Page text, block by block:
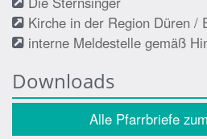
Kirche in der Region Düren /
interne Meldestelle gemäß
Downloads
Alle Pfarrbriefe